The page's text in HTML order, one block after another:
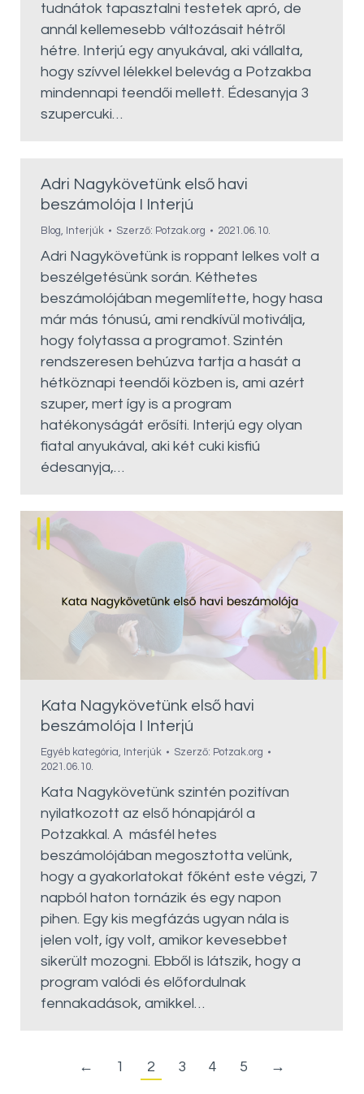
tudnátok tapasztalni testetek apró, de
annál kellemesebb változásait hétről
hétre. Interjú egy anyukával, aki vállalta,
hogy szívvel lélekkel belevág a Potzakba
mindennapi teendői mellett. Édesanyja 3
szupercuki…
Adri Nagykövetünk első havi
beszámolója I Interjú
Blog, Interjúk Szerző: Potzak.org 2021.06.10.
Adri Nagykövetünk is roppant lelkes volt a
beszélgetésünk során. Kéthetes
beszámolójában megemlítette, hogy hasa
már más tónusú, ami rendkívül motiválja,
hogy folytassa a programot. Szintén
rendszeresen behúzva tartja a hasát a
hétköznapi teendői közben is, ami azért
szuper, mert így is a program
hatékonyságát erősíti. Interjú egy olyan
fiatal anyukával, aki két cuki kisfiú
édesanyja,…
Kata Nagykövetünk első havi
beszámolója I Interjú
Egyéb kategória, Interjúk Szerző: Potzak.org
2021.06.10.
Kata Nagykövetünk szintén pozitívan
nyilatkozott az első hónapjáról a
Potzakkal. A másfél hetes
beszámolójában megosztotta velünk,
hogy a gyakorlatokat főként este végzi, 7
napból haton tornázik és egy napon
pihen. Egy kis megfázás ugyan nála is
jelen volt, így volt, amikor kevesebbet
sikerült mozogni. Ebből is látszik, hogy a
program valódi és előfordulnak
fennakadások, amikkel…
← 1 2 3 4 5 →